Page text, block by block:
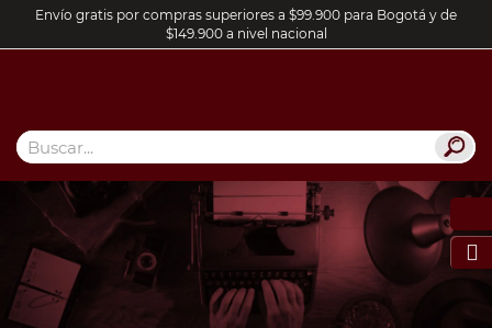
Envío gratis por compras superiores a $99.900 para Bogotá y de
$149.900 a nivel nacional
